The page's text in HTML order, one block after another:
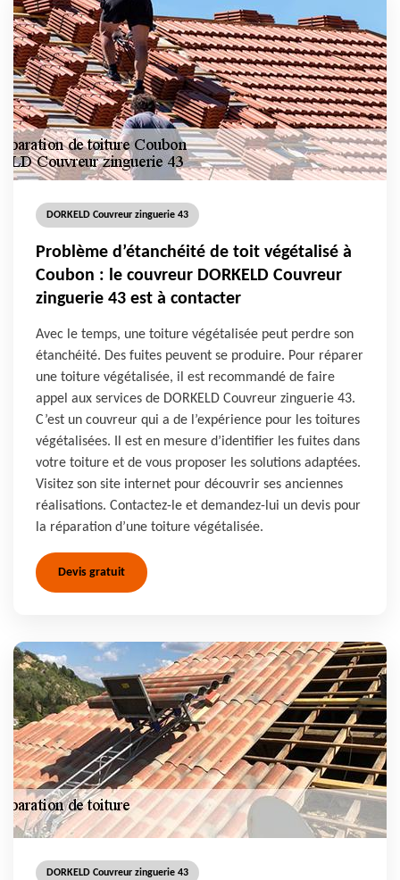
DORKELD Couvreur zinguerie 43
Problème d’étanchéité de toit végétalisé à
Coubon : le couvreur DORKELD Couvreur
zinguerie 43 est à contacter
Avec le temps, une toiture végétalisée peut perdre son
étanchéité. Des fuites peuvent se produire. Pour réparer
une toiture végétalisée, il est recommandé de faire
appel aux services de DORKELD Couvreur zinguerie 43.
C’est un couvreur qui a de l’expérience pour les toitures
végétalisées. Il est en mesure d’identifier les fuites dans
votre toiture et de vous proposer les solutions adaptées.
Visitez son site internet pour découvrir ses anciennes
réalisations. Contactez-le et demandez-lui un devis pour
la réparation d’une toiture végétalisée.
Devis gratuit
DORKELD Couvreur zinguerie 43